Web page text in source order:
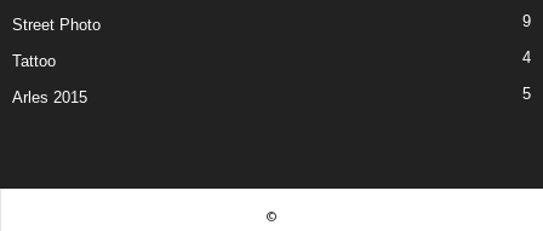
Street Photo 9
Tattoo 4
Arles 2015 5
©